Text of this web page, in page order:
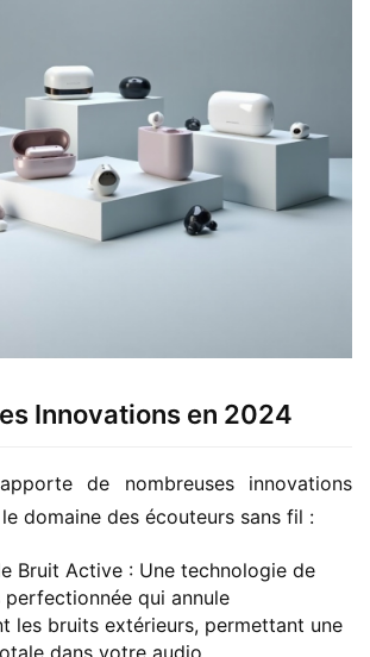
Innovations en 2024
de nombreuses innovations
domaine des écouteurs sans fil :
Bruit Active : Une technologie de
perfectionnée qui annule
les bruits extérieurs, permettant une
dans votre audio.